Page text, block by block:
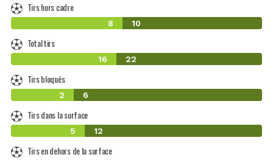
Tirs hors cadre
8 10
Total tirs
16 22
Tirs bloqués
2 6
Tirs dans la surface
5 12
Tirs en dehors de la surface